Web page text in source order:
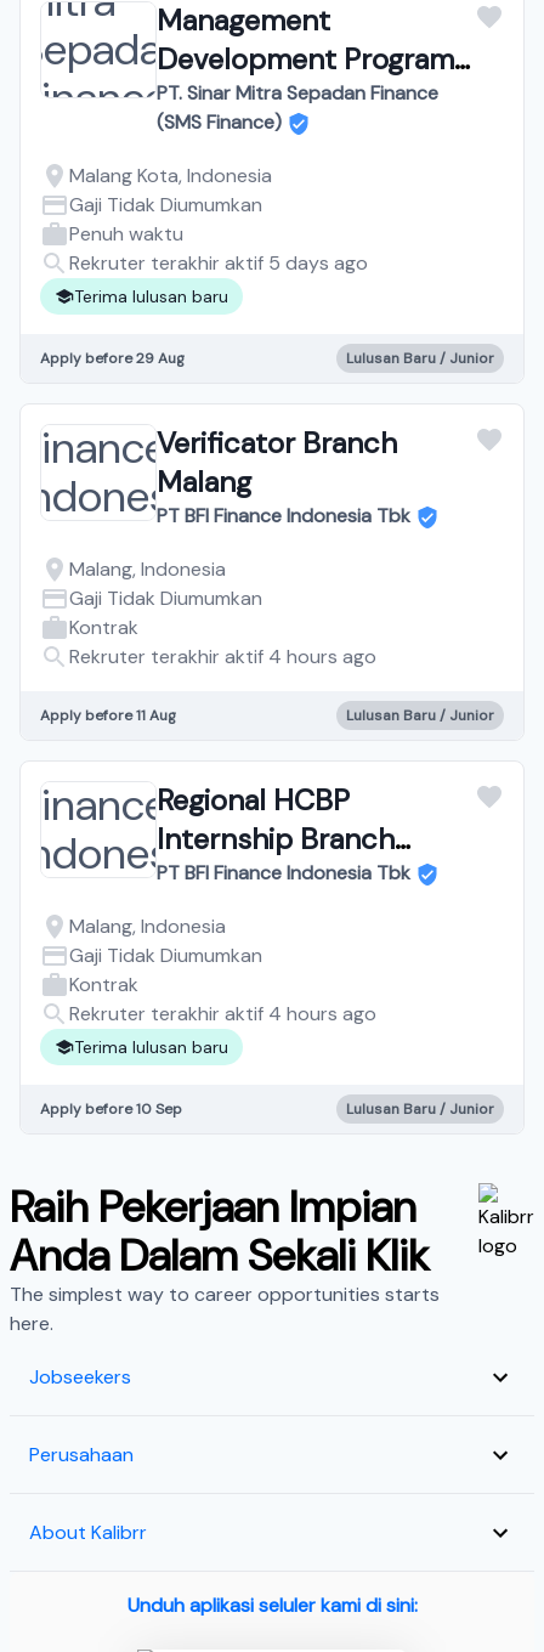
Management
Development Program
(MDP) Malang
PT. Sinar Mitra Sepadan Finance
(SMS Finance)
Malang Kota, Indonesia
Gaji Tidak Diumumkan
Penuh waktu
Rekruter terakhir aktif 5 days ago
Terima lulusan baru
Apply before 29 Aug Lulusan Baru / Junior
Verificator Branch
Malang
PT BFI Finance Indonesia Tbk
Malang, Indonesia
Gaji Tidak Diumumkan
Kontrak
Rekruter terakhir aktif 4 hours ago
Apply before 11 Aug Lulusan Baru / Junior
Regional HCBP
Internship Branch
Malang
PT BFI Finance Indonesia Tbk
Malang, Indonesia
Gaji Tidak Diumumkan
Kontrak
Rekruter terakhir aktif 4 hours ago
Terima lulusan baru
Apply before 10 Sep Lulusan Baru / Junior
Raih Pekerjaan Impian
Anda Dalam Sekali Klik
The simplest way to career opportunities starts
here.
Jobseekers
Perusahaan
About Kalibrr
Unduh aplikasi seluler kami di sini: